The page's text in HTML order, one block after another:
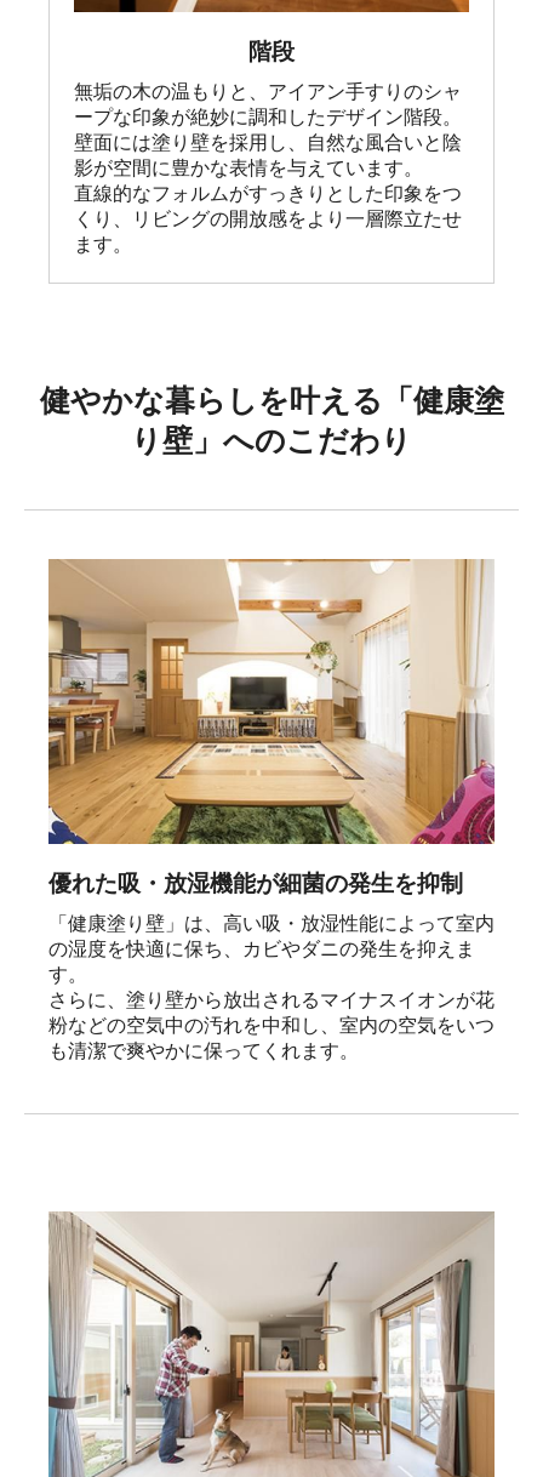
階段
無垢の木の温もりと、アイアン手すりのシャ
ープな印象が絶妙に調和したデザイン階段。
壁面には塗り壁を採用し、自然な風合いと陰
影が空間に豊かな表情を与えています。
直線的なフォルムがすっきりとした印象をつ
くり、リビングの開放感をより一層際立たせ
ます。
健やかな暮らしを叶える「健康塗
り壁」へのこだわり
優れた吸・放湿機能が細菌の発生を抑制
「健康塗り壁」は、高い吸・放湿性能によって室内
の湿度を快適に保ち、カビやダニの発生を抑えま
す。
さらに、塗り壁から放出されるマイナスイオンが花
粉などの空気中の汚れを中和し、室内の空気をいつ
も清潔で爽やかに保ってくれます。